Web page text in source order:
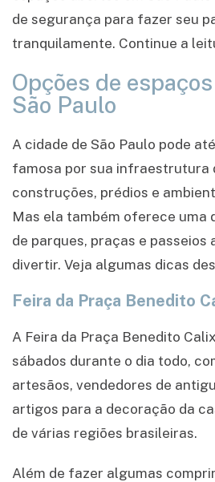
de segurança para fazer seu
tranquilamente. Continue a
Opções de
São Paulo
A cidade de São Paulo pode
famosa por sua infraestrutura
construções, prédios e
Mas ela também oferece uma
de parques, praças e passeios
divertir. Veja algumas dicas
Feira da Praça Benedito
A Feira da Praça Benedito
sábados durante o dia todo,
artesãos, vendedores de
artigos para a decoração da
de várias regiões brasileiras.
Além de fazer algumas